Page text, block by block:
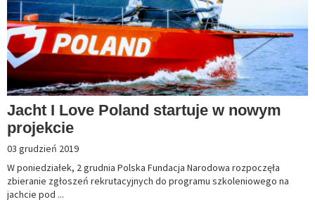
Jacht I Love Poland startuje w nowym
projekcie
03 grudzień 2019
W poniedziałek, 2 grudnia Polska Fundacja Narodowa rozpoczęła
zbieranie zgłoszeń rekrutacyjnych do programu szkoleniowego na
jachcie pod ...